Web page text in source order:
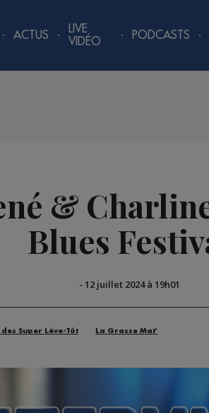
ACTUS
LIVE
VIDÉO
PODCASTS
&
Blues
- 12 juillet 2024 à 19h01
Super Lève-Tôt La Grasse Mat'